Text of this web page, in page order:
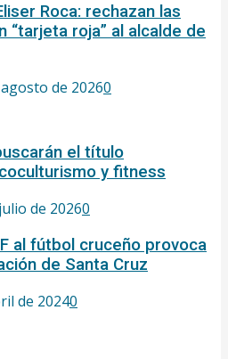
Roca: rechazan las
“tarjeta roja” al alcalde de
de 20260
el título
y fitness
de 20260
al fútbol cruceño provoca
de Santa Cruz
de 20240